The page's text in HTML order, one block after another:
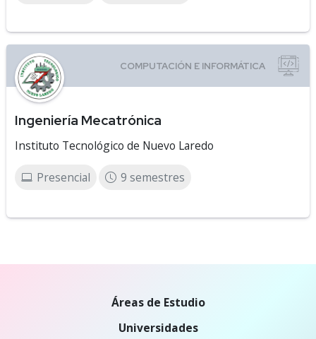
Ingeniería Mecatrónica
Instituto Tecnológico de Nuevo Laredo
Presencial 9 semestres
Áreas de Estudio
Universidades